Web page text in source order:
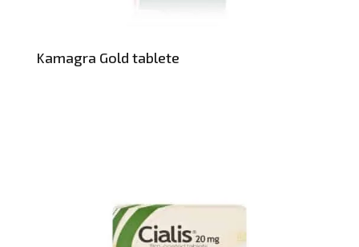
Kamagra Gold tablete